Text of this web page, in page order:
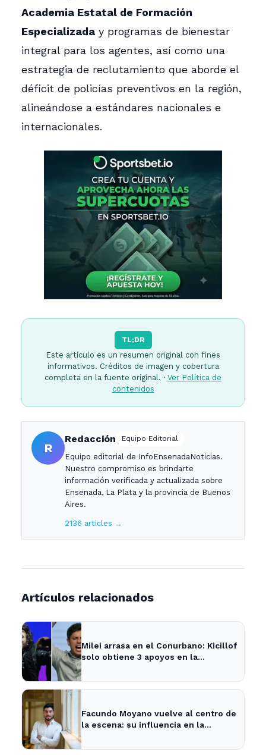
Academia Estatal de Formación
Especializada y programas de bienestar
integral para los agentes, así como una
estrategia de reclutamiento que aborde el
déficit de policías preventivos en la región,
alineándose a estándares nacionales e
internacionales.
TL;DR
Este artículo es un resumen original con fines
informativos. Créditos de imagen y cobertura
completa en la fuente original. · Ver Política de
contenidos
R
Redacción Equipo Editorial
Equipo editorial de InfoEnsenadaNoticias.
Nuestro compromiso es brindarte
información verificada y actualizada sobre
Ensenada, La Plata y la provincia de Buenos
Aires.
2136 articles →
Artículos relacionados
Milei arrasa en el Conurbano: Kicillof
solo obtiene 3 apoyos en la
Facundo Moyano vuelve al centro de
la escena: su influencia en la